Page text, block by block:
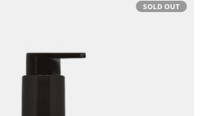
SOLD OUT